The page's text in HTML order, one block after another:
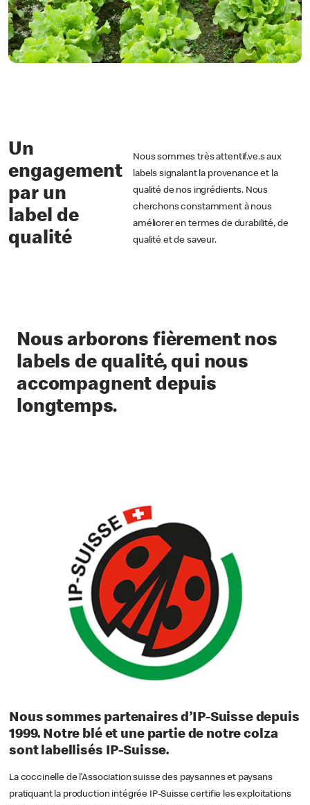
Un
engagement
par un
label de
qualité
Nous sommes très attentif.ve.s aux
labels signalant la provenance et la
qualité de nos ingrédients. Nous
cherchons constamment à nous
améliorer en termes de durabilité, de
qualité et de saveur.
Nous arborons fièrement nos
labels de qualité, qui nous
accompagnent depuis
longtemps.
Nous sommes partenaires d’IP-Suisse depuis
1999. Notre blé et une partie de notre colza
sont labellisés IP-Suisse.
La coccinelle de l’Association suisse des paysannes et paysans
pratiquant la production intégrée IP-Suisse certifie les exploitations